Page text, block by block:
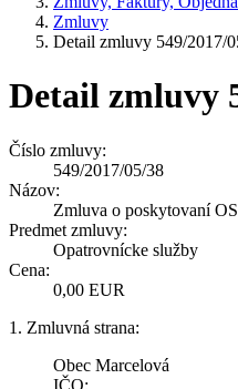
Zmluvy
Detail zmluvy 549/2017/
Detail zmluvy
Číslo zmluvy:
549/2017/05/38
Názov:
Zmluva o poskytovaní
Predmet zmluvy:
Opatrovnícke služby
Cena:
0,00 EUR
1. Zmluvná strana:
Obec Marcelová
IČO: